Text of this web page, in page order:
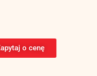
o cenę